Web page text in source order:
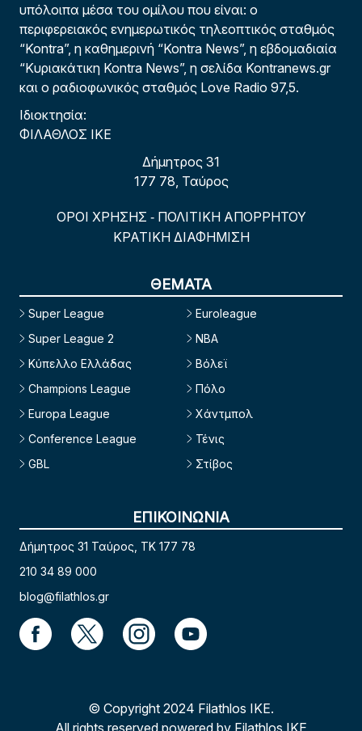
υπόλοιπα μέσα του ομίλου που είναι: ο
περιφερειακός ενημερωτικός τηλεοπτικός σταθμός
“Kontra”, η καθημερινή “Kontra News”, η εβδομαδιαία
“Κυριακάτικη Kontra News”, η σελίδα Kontranews.gr
και ο ραδιοφωνικός σταθμός Love Radio 97,5.
Ιδιοκτησία:
ΦΙΛΑΘΛΟΣ ΙΚΕ
Δήμητρος 31
177 78, Ταύρος
ΟΡΟΙ ΧΡΗΣΗΣ - ΠΟΛΙΤΙΚΗ ΑΠΟΡΡΗΤΟΥ
ΚΡΑΤΙΚΗ ΔΙΑΦΗΜΙΣΗ
ΘΕΜΑΤΑ
Super League
Super League 2
Κύπελλο Ελλάδας
Champions League
Europa League
Conference League
GBL
Euroleague
NBA
Βόλεϊ
Πόλο
Χάντμπολ
Τένις
Στίβος
ΕΠΙΚΟΙΝΩΝΙΑ
Δήμητρος 31 Ταύρος, TK 177 78
210 34 89 000
blog@filathlos.gr
© Copyright 2024 Filathlos ΙΚΕ.
All rights reserved powered by Filathlos ΙΚΕ